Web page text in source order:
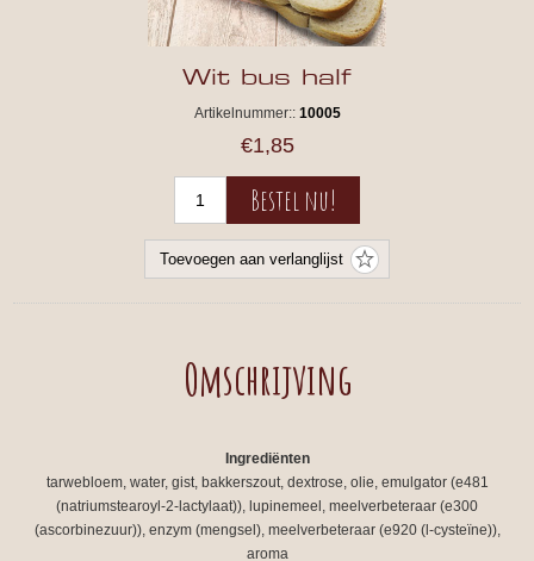
Wit bus half
Artikelnummer:: 10005
€1,85
Omschrijving
Ingrediënten
tarwebloem, water, gist, bakkerszout, dextrose, olie, emulgator (e481
(natriumstearoyl-2-lactylaat)), lupinemeel, meelverbeteraar (e300
(ascorbinezuur)), enzym (mengsel), meelverbeteraar (e920 (l-cysteïne)),
aroma